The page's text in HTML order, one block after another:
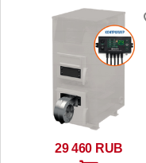
29 460 RUB